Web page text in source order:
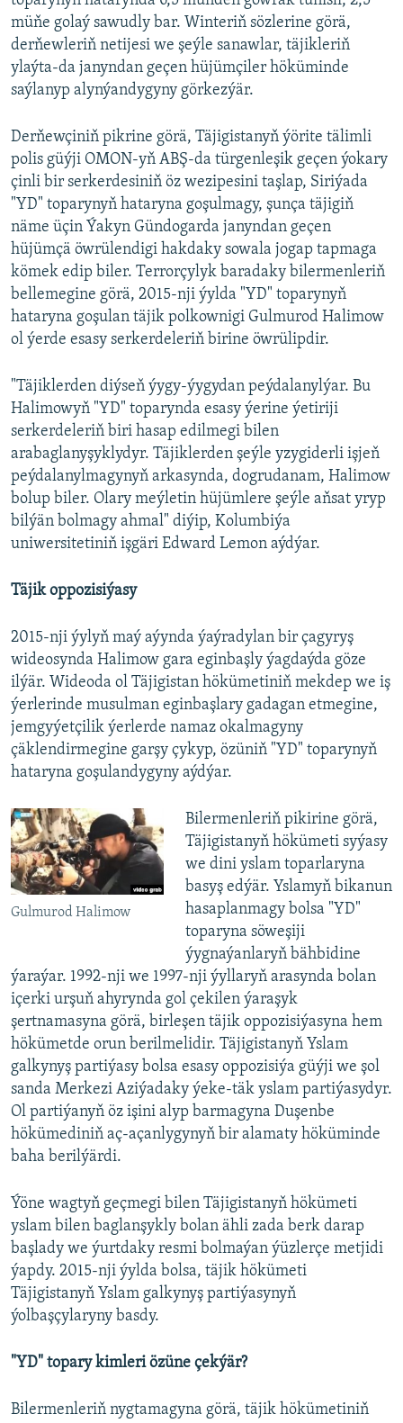
müňe golaý sawudly bar. Winteriň sözlerine görä,
derňewleriň netijesi we şeýle sanawlar, täjikleriň
ylaýta-da janyndan geçen hüjümçiler höküminde
saýlanyp alynýandygyny görkezýär.
Derňewçiniň pikrine görä, Täjigistanyň ýörite tälimli
polis güýji OMON-yň ABŞ-da türgenleşik geçen ýokary
çinli bir serkerdesiniň öz wezipesini taşlap, Siriýada
"YD" toparynyň hataryna goşulmagy, şunça täjigiň
näme üçin Ýakyn Gündogarda janyndan geçen
hüjümçä öwrülendigi hakdaky sowala jogap tapmaga
kömek edip biler. Terrorçylyk baradaky bilermenleriň
bellemegine görä, 2015-nji ýylda "YD" toparynyň
hataryna goşulan täjik polkownigi Gulmurod Halimow
ol ýerde esasy serkerdeleriň birine öwrülipdir.
"Täjiklerden diýseň ýygy-ýygydan peýdalanylýar. Bu
Halimowyň "YD" toparynda esasy ýerine ýetiriji
serkerdeleriň biri hasap edilmegi bilen
arabaglanyşyklydyr. Täjiklerden şeýle yzygiderli işjeň
peýdalanylmagynyň arkasynda, dogrudanam, Halimow
bolup biler. Olary meýletin hüjümlere şeýle aňsat yryp
bilýän bolmagy ahmal" diýip, Kolumbiýa
uniwersitetiniň işgäri Edward Lemon aýdýar.
Täjik oppozisiýasy
2015-nji ýylyň maý aýynda ýaýradylan bir çagyryş
wideosynda Halimow gara eginbaşly ýagdaýda göze
ilýär. Wideoda ol Täjigistan hökümetiniň mekdep we iş
ýerlerinde musulman eginbaşlary gadagan etmegine,
jemgyýetçilik ýerlerde namaz okalmagyny
çäklendirmegine garşy çykyp, özüniň "YD" toparynyň
hataryna goşulandygyny aýdýar.
Gulmurod Halimow
​Bilermenleriň pikirine görä,
Täjigistanyň hökümeti syýasy
we dini yslam toparlaryna
basyş edýär. Yslamyň bikanun
hasaplanmagy bolsa "YD"
toparyna söweşiji
ýygnaýanlaryň bähbidine
ýaraýar. 1992-nji we 1997-nji ýyllaryň arasynda bolan
içerki urşuň ahyrynda gol çekilen ýaraşyk
şertnamasyna görä, birleşen täjik oppozisiýasyna hem
hökümetde orun berilmelidir. Täjigistanyň Yslam
galkynyş partiýasy bolsa esasy oppozisiýa güýji we şol
sanda Merkezi Aziýadaky ýeke-täk yslam partiýasydyr.
Ol partiýanyň öz işini alyp barmagyna Duşenbe
hökümediniň aç-açanlygynyň bir alamaty höküminde
baha berilýärdi.
Ýöne wagtyň geçmegi bilen Täjigistanyň hökümeti
yslam bilen baglanşykly bolan ähli zada berk darap
başlady we ýurtdaky resmi bolmaýan ýüzlerçe metjidi
ýapdy. 2015-nji ýylda bolsa, täjik hökümeti
Täjigistanyň Yslam galkynyş partiýasynyň
ýolbaşçylaryny basdy.
"YD" topary kimleri özüne çekýär?
Bilermenleriň nygtamagyna görä, täjik hökümetiniň